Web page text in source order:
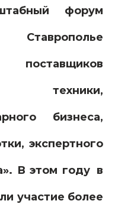
форум
поставщиков
техники,
бизнеса,
экспертного
В этом году в
участие более